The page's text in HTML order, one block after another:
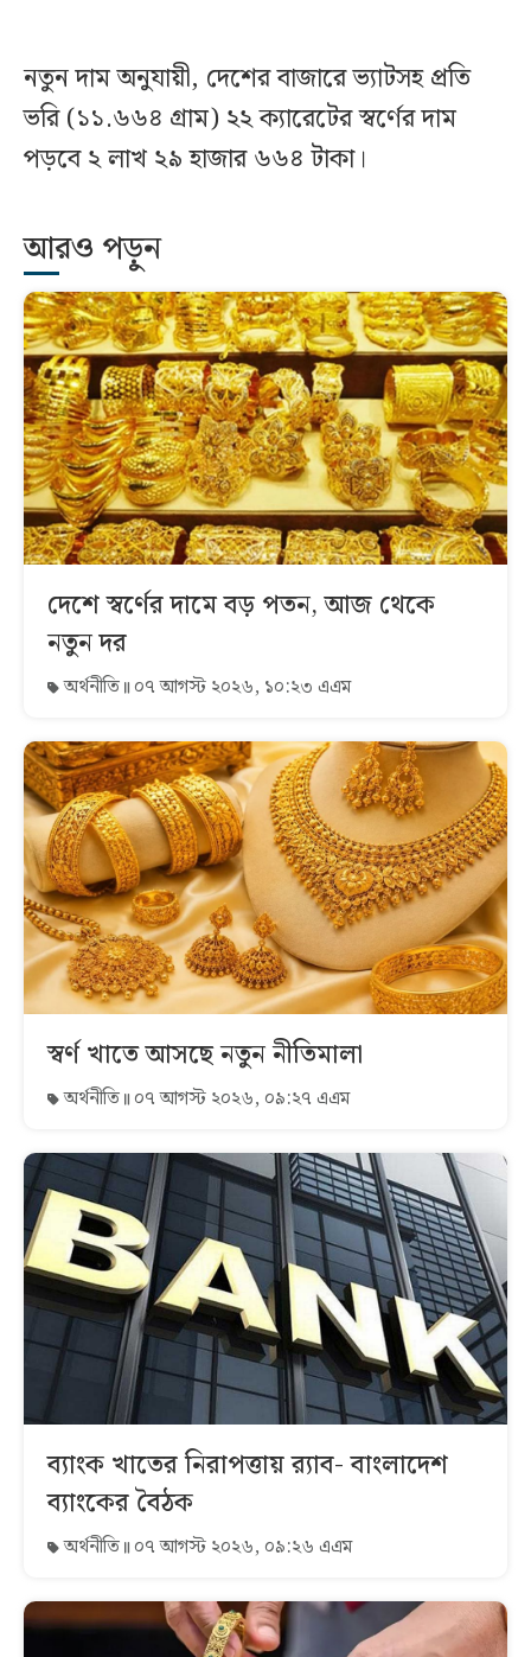
নতুন দাম অনুযায়ী, দেশের বাজারে ভ্যাটসহ প্রতি
ভরি (১১.৬৬৪ গ্রাম) ২২ ক্যারেটের স্বর্ণের দাম
পড়বে ২ লাখ ২৯ হাজার ৬৬৪ টাকা।
আরও পড়ুন
দেশে স্বর্ণের দামে বড় পতন, আজ থেকে
নতুন দর
অর্থনীতি ০৭ আগস্ট ২০২৬, ১০:২৩ এএম
স্বর্ণ খাতে আসছে নতুন নীতিমালা
অর্থনীতি ০৭ আগস্ট ২০২৬, ০৯:২৭ এএম
ব্যাংক খাতের নিরাপত্তায় র‌্যাব- বাংলাদেশ
ব্যাংকের বৈঠক
অর্থনীতি ০৭ আগস্ট ২০২৬, ০৯:২৬ এএম